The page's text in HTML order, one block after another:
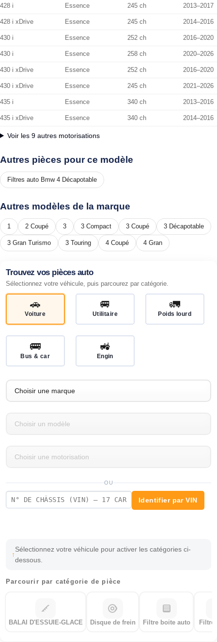
428 i Essence 245 ch 2013–2017
428 i xDrive Essence 245 ch 2014–2016
430 i Essence 252 ch 2016–2020
430 i Essence 258 ch 2020–2026
430 i xDrive Essence 252 ch 2016–2020
430 i xDrive Essence 245 ch 2021–2026
435 i Essence 340 ch 2013–2016
435 i xDrive Essence 340 ch 2014–2016
Voir les 9 autres motorisations
Autres pièces pour ce modèle
Filtres auto Bmw 4 Décapotable
Autres modèles de la marque
1 2 Coupé 3 3 Compact 3 Coupé 3 Décapotable
3 Gran Turismo 3 Touring 4 Coupé 4 Gran
Trouvez vos pièces auto
Sélectionnez votre véhicule, puis parcourez par catégorie.
🚗
Voiture
🚐
Utilitaire
🚛
Poids lourd
🚌
Bus & car
🚜
Engin
OU
Identifier par VIN
Sélectionnez votre véhicule pour activer les catégories ci-
dessous.
Parcourir par catégorie de pièce
BALAI D'ESSUIE-GLACE Disque de frein Filtre boite auto